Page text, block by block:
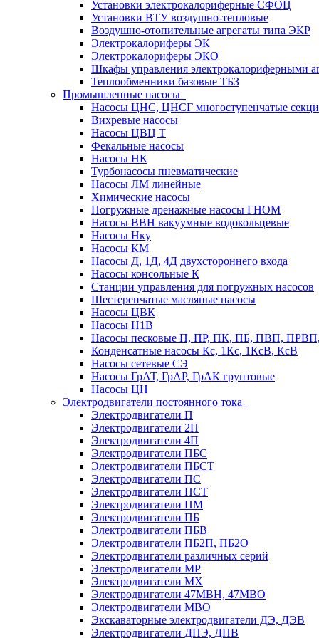
Установки электрокалориферные СФОЦ
Установки ВТУ воздушно-тепловые
Воздушно-отопительные агрегаты типа ЭКР
Электрокалориферы ЭК
Электрокалориферы ЭКО
Шкафы управления электрокалориферными
Теплообменники базовые ТБЗ
Промышленные насосы
Насосы ЦНС, ЦНСГ многоступенчатые
Вихревые насосы
Насосы ЦВЦ Т
Фекальные насосы
Насосы НК
Турбонасосы пневматические
Насосы ЛМ линейные
Химические насосы
Погружные дренажные насосы ГНОМ
Насосы ВВН вакуумные водокольцевые
Насосы Нку
Насосы КМ
Насосы Д, 1Д, 4Д двухстороннего входа
Насосы консольные К
Станции управления для погружных насосов
Шестеренчатые масляные насосы
Насосы ЦВК
Насосы Н1В
Насосы песковые П, ПР, ПК, ПБ, ПВП,
Конденсатные насосы Кс, 1Кс, 1КсВ, КсВ
Насосы сетевые СЭ
Насосы ГрАТ, ГрАР, ГрАК грунтовые
Насосы ЦН
Электродвигатели постоянного тока
Электродвигатели П
Электродвигатели 2П
Электродвигатели 4П
Электродвигатели ПБС
Электродвигатели ПБСТ
Электродвигатели ПС
Электродвигатели ПСТ
Электродвигатели ПМ
Электродвигатели ПБ
Электродвигатели ПБВ
Электродвигатели ПБ2П, ПБ2О
Электродвигатели различных серий
Электродвигатели МР
Электродвигатели MX
Электродвигатели 47MBH, 47МВО
Электродвигатели MBO
Экскаваторные электродвигатели ДЭ, ДЭВ
Электродвигатели ДПЭ, ДПВ